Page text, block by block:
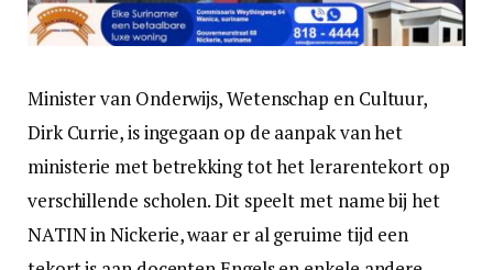
Minister van Onderwijs, Wetenschap en Cultuur,
Dirk Currie, is ingegaan op de aanpak van het
ministerie met betrekking tot het lerarentekort op
verschillende scholen. Dit speelt met name bij het
NATIN in Nickerie, waar er al geruime tijd een